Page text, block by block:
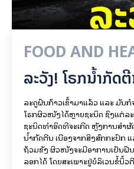
FOOD AND
ລະວັງ! ໂຣກນ້ຳກັດ
ລະດູຝົນກ້າວເຂົ້າມາແລ້ວ ແລະ ມັນ
ໂຣກຜິວໜັງໄດ້ຫຼາຍຊະນິດ ຊຶ່ງແຕ່ລ
ຊະນິດທຳອິດທີ່ຈະເກີດ ຫຼັງການສຳຜັ
ນ້ຳກັດຕີນ ເນື່ອງຈາກສິ່ງສົກກະປົກ
ຖ້ວມຂັງ ຜິວໜັງຈະມີອາການເປັນຝື່
ລອກໄດ້ ໂດຍສະເພາະຢູ່ບໍລິເວນຂໍ້ນິ້ວ